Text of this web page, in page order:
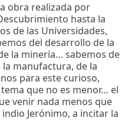
obra realizada por
hasta la
de las Universidades,
del desarrollo de la
la minería… sabemos de
manufactura, de la
para este curioso,
que no es menor… el
venir nada menos que
Jerónimo, a incitar la